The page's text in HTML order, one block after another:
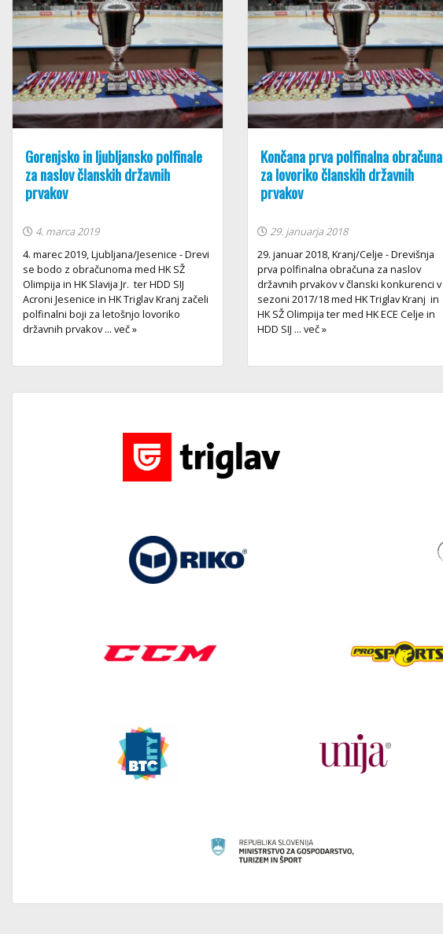
Gorenjsko in ljubljansko polfinale
za naslov članskih državnih
prvakov
4. marca 2019
4. marec 2019, Ljubljana/Jesenice - Drevi
se bodo z obračunoma med HK SŽ
Olimpija in HK Slavija Jr. ter HDD SIJ
Acroni Jesenice in HK Triglav Kranj začeli
polfinalni boji za letošnjo lovoriko
državnih prvakov ... več »
Končana prva polfinalna obračuna
za lovoriko članskih državnih
prvakov
29. januarja 2018
29. januar 2018, Kranj/Celje - Drevišnja
prva polfinalna obračuna za naslov
državnih prvakov v članski konkurenci v
sezoni 2017/18 med HK Triglav Kranj in
HK SŽ Olimpija ter med HK ECE Celje in
HDD SIJ ... več »